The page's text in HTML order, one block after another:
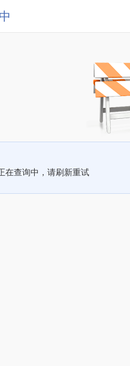
在查询中，请刷新重试